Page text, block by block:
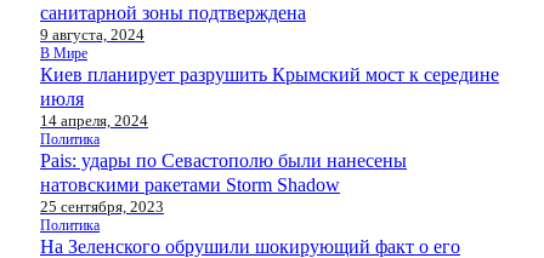
санитарной зоны подтверждена
9 августа, 2024
В Мире
Киев планирует разрушить Крымский мост к середине
июля
14 апреля, 2024
Политика
Pais: удары по Севастополю были нанесены
натовскими ракетами Storm Shadow
25 сентября, 2023
Политика
На Зеленского обрушили шокирующий факт о его